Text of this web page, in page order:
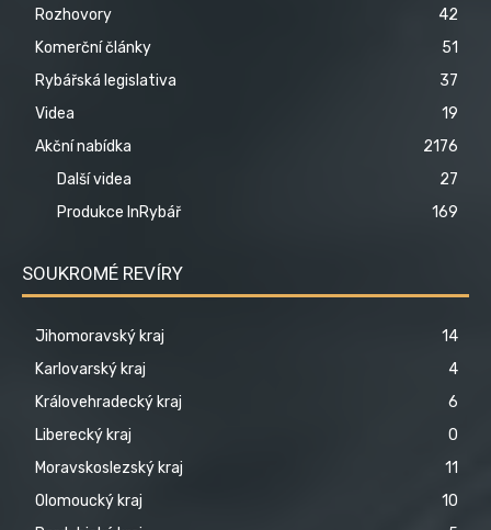
Rozhovory
42
Komerční články
51
Rybářská legislativa
37
Videa
19
Akční nabídka
2176
Další videa
27
Produkce InRybář
169
SOUKROMÉ REVÍRY
Jihomoravský kraj
14
Karlovarský kraj
4
Královehradecký kraj
6
Liberecký kraj
0
Moravskoslezský kraj
11
Olomoucký kraj
10